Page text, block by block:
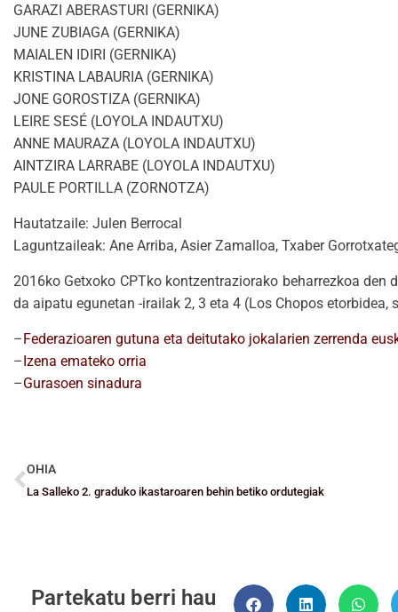
GARAZI ABERASTURI (GERNIKA)
JUNE ZUBIAGA (GERNIKA)
MAIALEN IDIRI (GERNIKA)
KRISTINA LABAURIA (GERNIKA)
JONE GOROSTIZA (GERNIKA)
LEIRE SESÉ (LOYOLA INDAUTXU)
ANNE MAURAZA (LOYOLA INDAUTXU)
AINTZIRA LARRABE (LOYOLA INDAUTXU)
PAULE PORTILLA (ZORNOTZA)
Hautatzaile: Julen Berrocal
Laguntzaileak: Ane Arriba, Asier Zamalloa, Txaber
2016ko Getxoko CPTko kontzentraziorako beharrezkoa
da aipatu egunetan -irailak 2, 3 eta 4 (Los Chopos etorbidea,
–Federazioaren gutuna eta deitutako jokalarien zerrenda
–Izena emateko orria
–Gurasoen sinadura
OHIA
La Salleko 2. graduko ikastaroaren behin betiko ordutegiak
Partekatu berri hau